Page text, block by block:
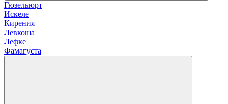
Гюзельюрт
Искеле
Кирения
Левкоша
Лефке
Фамагуста